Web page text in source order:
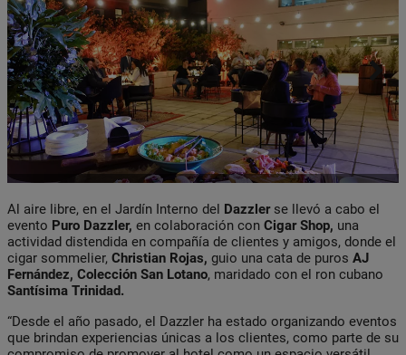
Al aire libre, en el Jardín Interno del Dazzlerse llevó a cabo el
evento Puro Dazzler, en colaboración con Cigar Shop, una
actividad distendida en compañía de clientes y amigos, donde el
cigar sommelier, Christian Rojas, guio una cata de puros AJ
Fernández, Colección San Lotano, maridado con el ron cubano
Santísima Trinidad.
“Desde el año pasado, el Dazzler ha estado organizando eventos
que brindan experiencias únicas a los clientes, como parte de su